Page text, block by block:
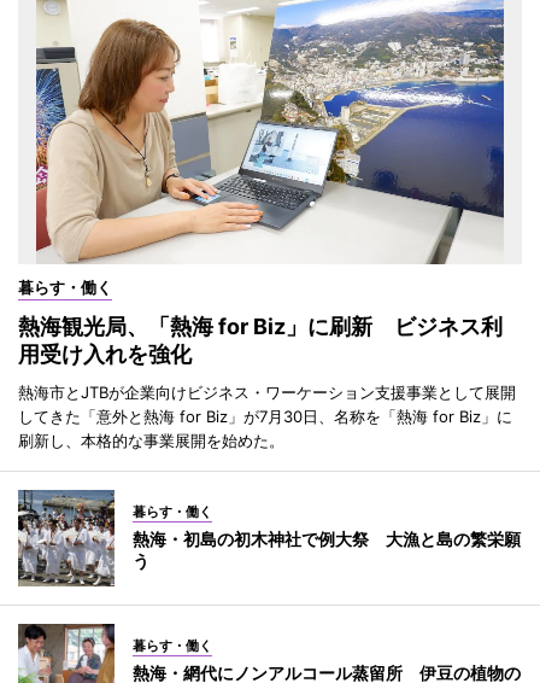
暮らす・働く
熱海観光局、「熱海 for Biz」に刷新 ビジネス利
用受け入れを強化
熱海市とJTBが企業向けビジネス・ワーケーション支援事業として展開
してきた「意外と熱海 for Biz」が7月30日、名称を「熱海 for Biz」に
刷新し、本格的な事業展開を始めた。
暮らす・働く
熱海・初島の初木神社で例大祭 大漁と島の繁栄願
う
暮らす・働く
熱海・網代にノンアルコール蒸留所 伊豆の植物の